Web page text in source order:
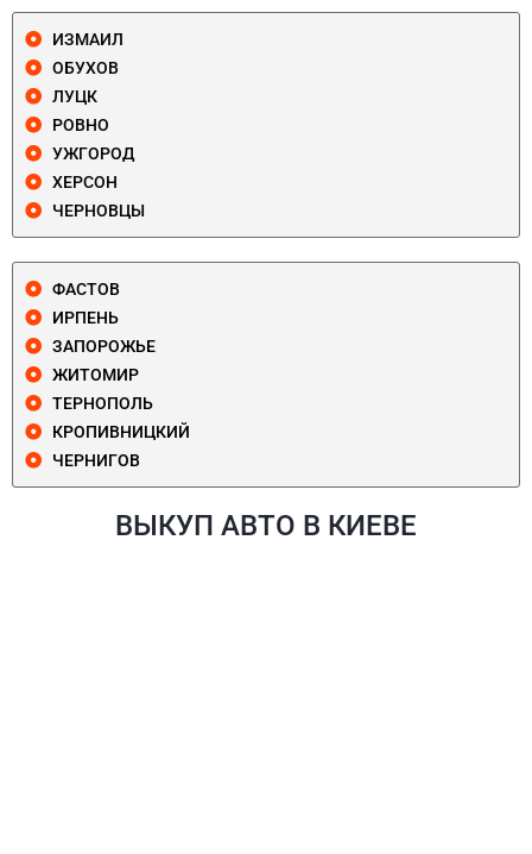
ИЗМАИЛ
ОБУХОВ
ЛУЦК
РОВНО
УЖГОРОД
ХЕРСОН
ЧЕРНОВЦЫ
ФАСТОВ
ИРПЕНЬ
ЗАПОРОЖЬЕ
ЖИТОМИР
ТЕРНОПОЛЬ
КРОПИВНИЦКИЙ
ЧЕРНИГОВ
ВЫКУП АВТО В КИЕВЕ